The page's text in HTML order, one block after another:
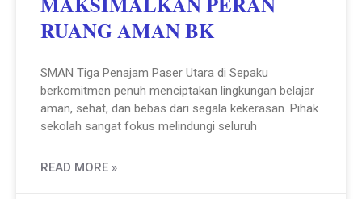
RUANG AMAN BK
SMAN Tiga Penajam Paser Utara di Sepaku
berkomitmen penuh menciptakan lingkungan belajar
aman, sehat, dan bebas dari segala kekerasan. Pihak
sekolah sangat fokus melindungi seluruh
READ MORE »